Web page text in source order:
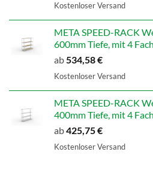
Kostenloser Versand
META SPEED-RACK
600mm Tiefe, mit 4
ab 534,58€
Kostenloser Versand
META SPEED-RACK
400mm Tiefe, mit 4
ab425,75€
Kostenloser Versand